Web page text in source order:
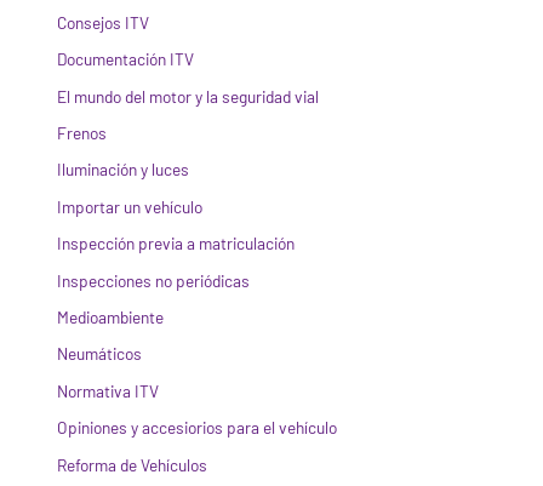
Consejos ITV
Documentación ITV
El mundo del motor y la seguridad vial
Frenos
Iluminación y luces
Importar un vehículo
Inspección previa a matriculación
Inspecciones no periódicas
Medioambiente
Neumáticos
Normativa ITV
Opiniones y accesiorios para el vehículo
Reforma de Vehículos